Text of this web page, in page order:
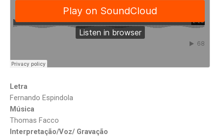
Letra
Fernando Espindola
Música
Thomas Facco
Interpretação/Voz/ Gravação